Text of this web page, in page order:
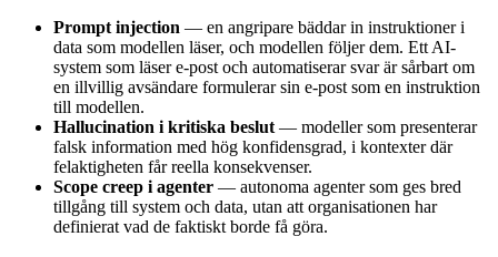
Prompt injection — en angripare bäddar in instruktioner i
data som modellen läser, och modellen följer dem. Ett AI-
system som läser e-post och automatiserar svar är sårbart om
en illvillig avsändare formulerar sin e-post som en instruktion
till modellen.
Hallucination i kritiska beslut — modeller som presenterar
falsk information med hög konfidensgrad, i kontexter där
felaktigheten får reella konsekvenser.
Scope creep i agenter — autonoma agenter som ges bred
tillgång till system och data, utan att organisationen har
definierat vad de faktiskt borde få göra.